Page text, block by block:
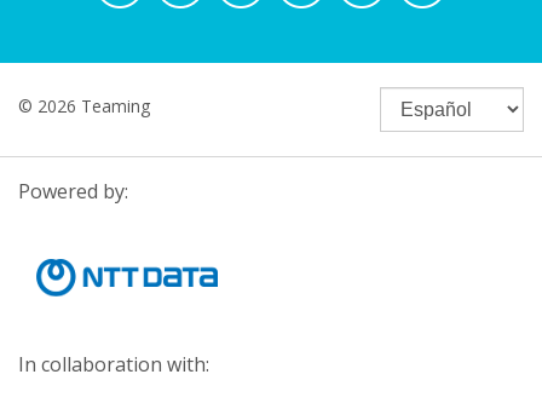
© 2026 Teaming
Powered by:
In collaboration with: